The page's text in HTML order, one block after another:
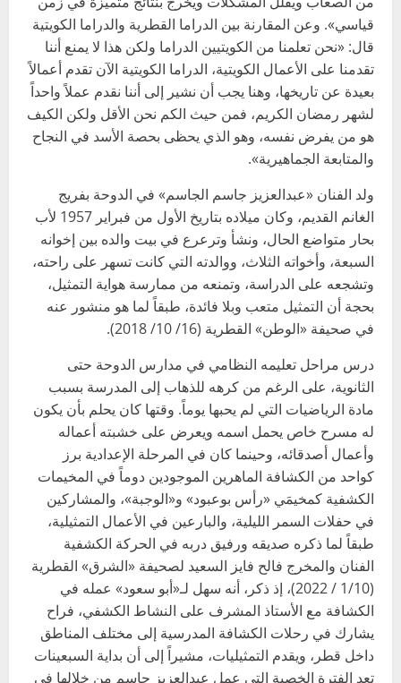
قياسي». وعن المقارنة بين الدراما القطرية والدراما الكويتية
قال: «نحن تعلمنا من الكويتيين الدراما ولكن هذا لا يمنع أننا
تقدمنا على الأعمال الكويتية، الدراما الكويتية الآن تقدم أعمالاً
بعيدة عن تاريخها، وهنا يجب أن نشير إلى أننا نقدم عملاً واحداً
لشهر رمضان الكريم، فمن حيث الكم نحن الأقل ولكن الكيف
هو من يفرض نفسه، وهو الذي يحظى بحصة الأسد في النجاح
والمتابعة الجماهيرية».
ولد الفنان «عبدالعزيز جاسم الجاسم» في الدوحة بفريج
الغانم القديم، وكان ميلاده بتاريخ الأول من فبراير 1957 لأب
بحار متواضع الحال، ونشأ وترعرع في بيت والده بين إخوانه
السبعة، وأخواته الثلاث، ووالدته التي كانت تسهر على راحته،
وتشجعه على الدراسة، وتمنعه من ممارسة هواية التمثيل،
بحجة أن التمثيل متعب وبلا فائدة، طبقاً لما هو منشور عنه
في صحيفة «الوطن» القطرية (16/ 10/ 2018).
درس مراحل تعليمه النظامي في مدارس الدوحة حتى
الثانوية، على الرغم من كرهه للذهاب إلى المدرسة بسبب
مادة الرياضيات التي لم يحبها يوماً. وقتها كان يحلم بأن يكون
له مسرح خاص يحمل اسمه ويعرض على خشبته أعماله
وأعمال أصدقائه، وحينما كان في المرحلة الإعدادية برز
كواحد من الكشافة الماهرين الموجودين دوماً في المخيمات
الكشفية كمخيمَي «رأس بوعبود» و«الوجبة»، والمشاركين
في حفلات السمر الليلية، والبارعين في الأعمال التمثيلية،
طبقاً لما ذكره صديقه ورفيق دربه في الحركة الكشفية
الفنان والمخرج فالح فايز السعيد لصحيفة «الشرق» القطرية
(1/10 / 2022)، إذ ذكر، أنه سهل لـ«أبو سعود» عمله في
الكشافة مع الأستاذ المشرف على النشاط الكشفي، فراح
يشارك في رحلات الكشافة المدرسية إلى مختلف المناطق
داخل قطر، ويقدم التمثيليات، مشيراً إلى أن بداية السبعينات
تعد الفترة الخصبة التي عمل عبدالعزيز جاسم من خلالها في